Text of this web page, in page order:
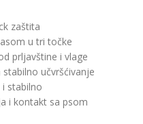
zaštita
u tri točke
prljavštine i vlage
stabilno učvršćivanje
stabilno
i kontakt sa psom